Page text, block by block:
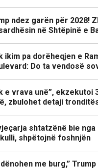
ndez garën për 2028!
në Shtëpinë e
ikim pa dorëheqjen e
Do ta vendosë
e vrava unë”, ekzekutoi
zbulohet detaji
shtatzënë bie
shpëtojnë foshnjën
me burg,”